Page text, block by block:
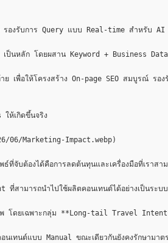
องรับการ Query แบบ Real-time สำหรับ AI
ลัก โดยผสาน Keyword + Business
พื่อให้โครงสร้าง On-page SEO สมบูรณ์ ร
ห้เกิดขึ้นจริง
06/Marketing-Impact.webp)
จับต้องได้คือการลดต้นทุนและเครื่องมือที่เราสา
ารถนำไปใช้ผลิตคอนเทนต์ได้อย่างเป็นระบบ
าพ โดยเฉพาะกลุ่ม **Long-tail Travel
เทนต์แบบ Manual ขณะเดียวกันยังคงรักษามา